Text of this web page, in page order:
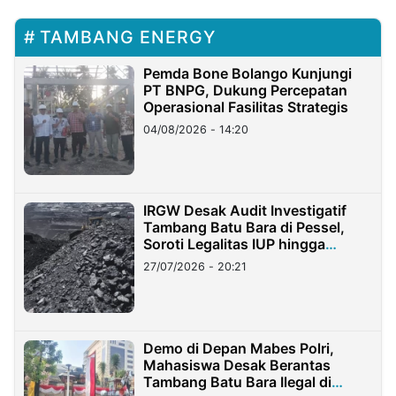
TAMBANG ENERGY
Pemda Bone Bolango Kunjungi
PT BNPG, Dukung Percepatan
Operasional Fasilitas Strategis
04/08/2026 - 14:20
IRGW Desak Audit Investigatif
Tambang Batu Bara di Pessel,
Soroti Legalitas IUP hingga
Stockpile
27/07/2026 - 20:21
Demo di Depan Mabes Polri,
Mahasiswa Desak Berantas
Tambang Batu Bara Ilegal di